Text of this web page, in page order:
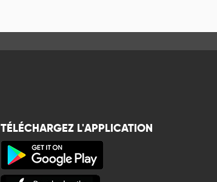
TÉLÉCHARGEZ L'APPLICATION